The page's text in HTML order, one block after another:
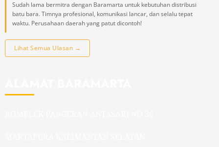
Sudah lama bermitra dengan Baramarta untuk kebutuhan distribusi
batu bara. Timnya profesional, komunikasi lancar, dan selalu tepat
waktu. Perusahaan daerah yang patut dicontoh!
Lihat Semua Ulasan →